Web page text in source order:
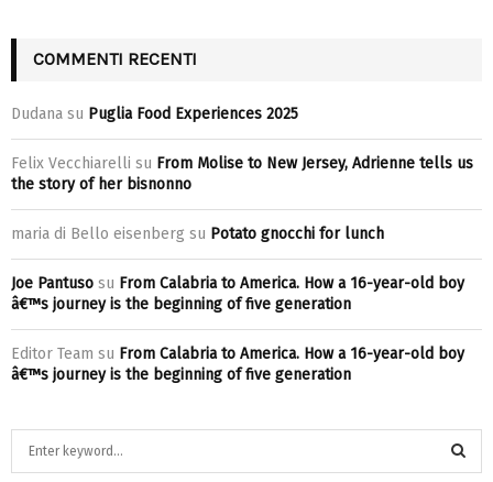
COMMENTI RECENTI
Dudana su Puglia Food Experiences 2025
Felix Vecchiarelli su From Molise to New Jersey, Adrienne tells us
the story of her bisnonno
maria di Bello eisenberg su Potato gnocchi for lunch
Joe Pantuso su From Calabria to America. How a 16-year-old boy
â€™s journey is the beginning of five generation
Editor Team su From Calabria to America. How a 16-year-old boy
â€™s journey is the beginning of five generation